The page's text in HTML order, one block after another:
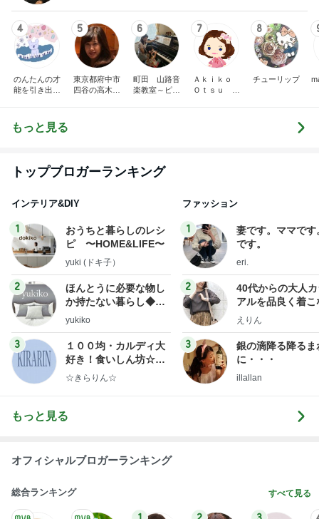
4
のんたんの才
能を引き出す
ハウ発信＆ア
レンジ楽譜販
5
東京都府中市
四谷の高木久
6
町田 山路音
楽教室～ピア
7
Ａｋｉｋｏ
Ｏｔｓｕ ピ
8
チューリップ
もっと見る
トップブロガーランキング
インテリア&DIY
1
おうちと暮らしのレシ
ピ 〜HOME&LIFE〜
yuki (ドキ子）
2
ほんとうに必要な物し
か持たない暮らし◆Ke
ep Life Simple◆〜イ
yukiko
3
１００均・カルディ大
好き！食いしん坊☆き
らりん☆のブログ
☆きらりん☆
ファッション
1
妻です。ママです
です。
eri.
2
40代からの大人
アルを品良く着こ
ファッションブロ
えりん
3
銀の滴降る降るま
に・・・
illallan
もっと見る
オフィシャルブロガーランキング
総合ランキング すべて見る